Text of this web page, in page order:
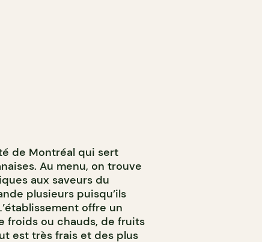
de Montréal qui sert
Au menu, on trouve
aux saveurs du
plusieurs puisqu’ils
offre un
froids ou chauds, de fruits
est très frais et des plus